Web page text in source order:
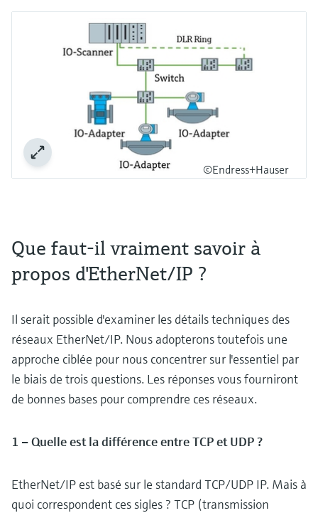
©Endress+Hauser
Que faut-il vraiment savoir à
propos d'EtherNet/IP ?
Il serait possible d'examiner les détails techniques des
réseaux EtherNet/IP. Nous adopterons toutefois une
approche ciblée pour nous concentrer sur l'essentiel par
le biais de trois questions. Les réponses vous fourniront
de bonnes bases pour comprendre ces réseaux.
1 – Quelle est la différence entre TCP et UDP ?
EtherNet/IP est basé sur le standard TCP/UDP IP. Mais à
quoi correspondent ces sigles ? TCP (transmission